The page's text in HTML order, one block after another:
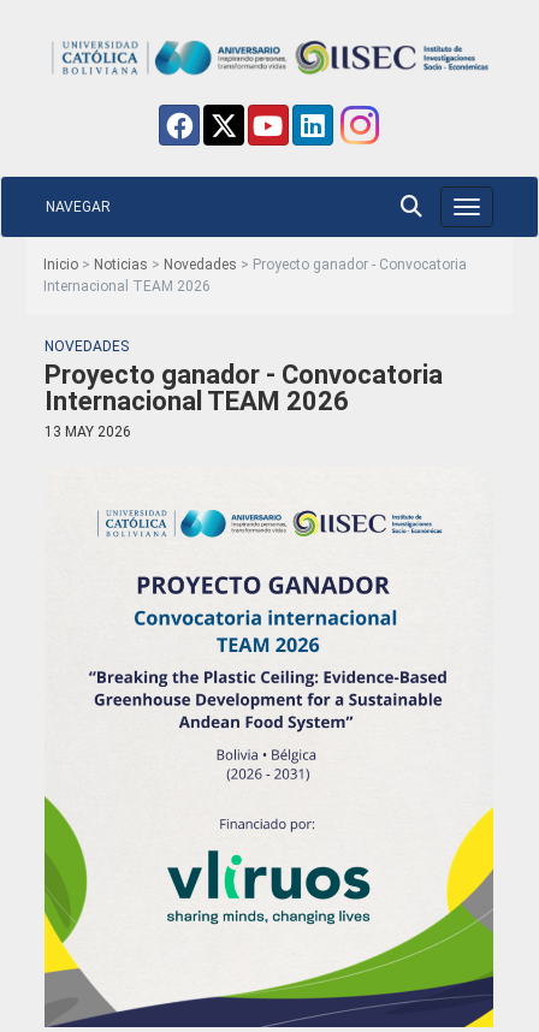
Toggle
NAVEGAR
Inicio > Noticias > Novedades > Proyecto ganador - Convocatoria
Internacional TEAM 2026
NOVEDADES
Proyecto ganador - Convocatoria
Internacional TEAM 2026
13 MAY 2026